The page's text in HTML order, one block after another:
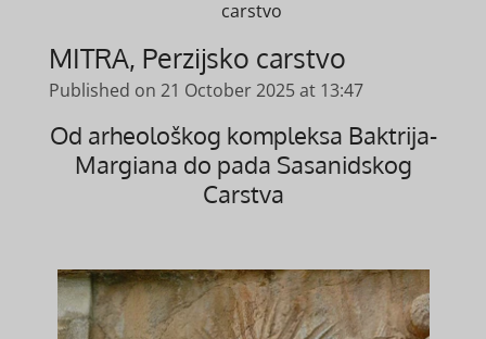
carstvo
MITRA, Perzijsko carstvo
Published on 21 October 2025 at 13:47
Od arheološkog kompleksa Baktrija-
Margiana do pada Sasanidskog
Carstva